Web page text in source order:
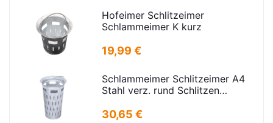
Hofeimer Schlitzeimer
Schlammeimer K kurz
19,99 €
Schlammeimer Schlitzeimer A4
Stahl verz. rund Schlitzen
30,65 €